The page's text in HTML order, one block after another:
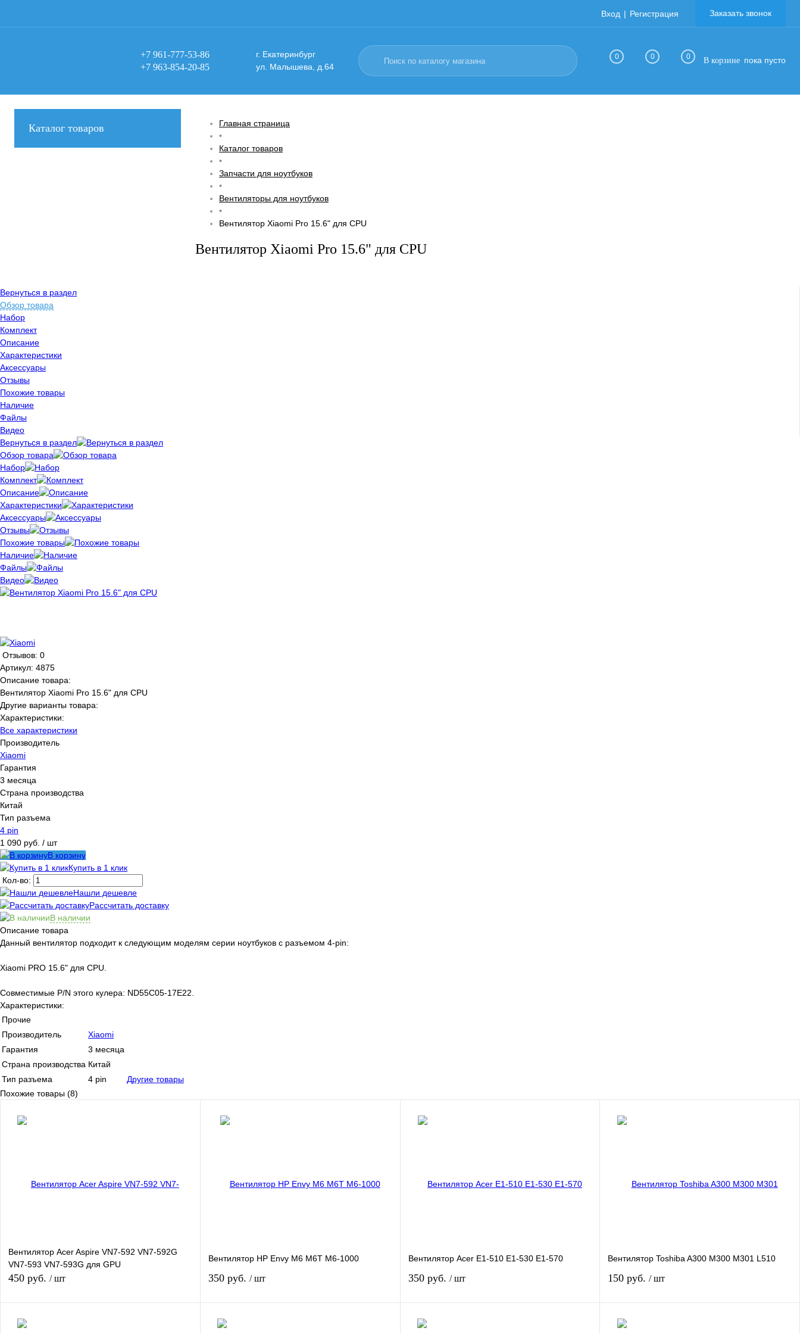
Вход Регистрация Заказать звонок
+7 961-777-53-86
+7 963-854-20-85
г. Екатеринбург
ул. Малышева, д.64
0 0 0 В корзине пока пусто
Каталог товаров
Главная страница
•
Каталог товаров
•
Запчасти для ноутбуков
•
Вентиляторы для ноутбуков
•
Вентилятор Xiaomi Pro 15.6" для CPU
Вентилятор Xiaomi Pro 15.6" для CPU
Вернуться в раздел
Обзор товара
Набор
Комплект
Описание
Характеристики
Аксессуары
Отзывы
Похожие товары
Наличие
Файлы
Видео
Вернуться в раздел
Обзор товара
Набор
Комплект
Описание
Характеристики
Аксессуары
Отзывы
Похожие товары
Наличие
Файлы
Видео
Отзывов: 0
Артикул: 4875
Описание товара:
Вентилятор Xiaomi Pro 15.6" для CPU
Другие варианты товара:
Характеристики:
Все характеристики
Производитель
Xiaomi
Гарантия
3 месяца
Страна производства
Китай
Тип разъема
4 pin
1 090 руб. / шт
В корзину
Купить в 1 клик
Кол-во:
Нашли дешевле
Рассчитать доставку
В наличии
Описание товара
Данный вентилятор подходит к следующим моделям серии ноутбуков с разъемом 4-pin:
Xiaomi PRO 15.6" для CPU.
Совместимые P/N этого кулера: ND55C05-17E22.
Характеристики:
Прочие
Производитель
Xiaomi
Гарантия
3 месяца
Страна производства Китай
Тип разъема
4 pin
Другие товары
Похожие товары (8)
Вентилятор Acer Aspire VN7-592 VN7-592G
VN7-593 VN7-593G для GPU
450 руб. / шт
Вентилятор HP Envy M6 M6T M6-1000
350 руб. / шт
Вентилятор Acer E1-510 E1-530 E1-570
350 руб. / шт
Вентилятор Toshiba A300 M300 M301 L510
150 руб./ шт